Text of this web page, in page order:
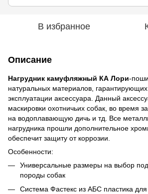
В избранное
Описание
Нагрудник камуфляжный КА Лори-
натуральных материалов,
эксплуатации аксессуара. Данный
маскировки охотничьих собак, во время
на водоплавающую дичь и тд. Все
нагрудника прошли дополнительное
обеспечит защиту от коррозии.
Особенности:
Универсальные размеры на выбор
породы собак
Система Фастекс из АБС пластика